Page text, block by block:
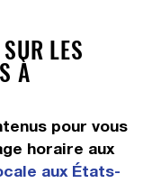
LES
À
pour vous
horaire aux
aux États-